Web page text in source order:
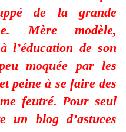
de la grande
Mère modèle,
l’éducation de son
moquée par les
peine à se faire des
feutré. Pour seul
un blog d’astuces